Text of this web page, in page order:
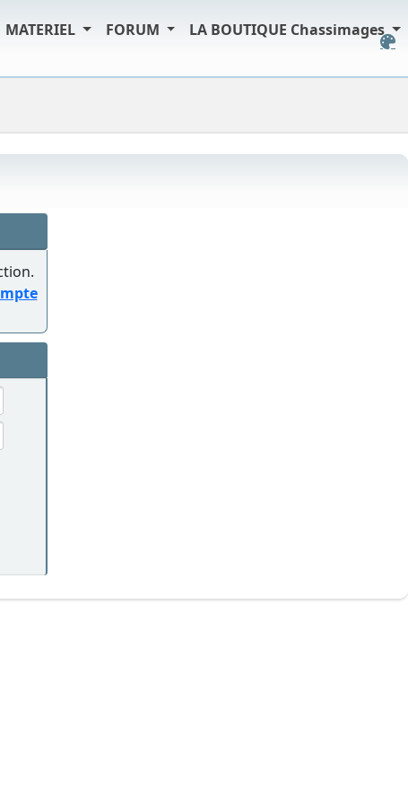
MATERIEL FORUM LA BOUTIQUE Chassimages